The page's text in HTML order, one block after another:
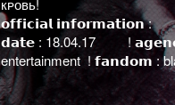
𝗼𝗳𝗳𝗶𝗰𝗶𝗮𝗹 𝗶𝗻𝗳𝗼𝗿𝗺𝗮𝘁𝗶𝗼𝗻 : ㅤ
𝗱𝗮𝘁𝗲 : 18.04.17 ㅤㅤ !
entertainment ㅤ ㅤ! 𝗳𝗮𝗻𝗱𝗼𝗺 :